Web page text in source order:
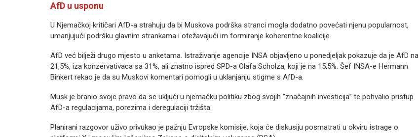
AfD u usponu
U Njemačkoj kritičari AfD-a strahuju da bi Muskova podrška stranci mogla dodatno povećati njenu popularnost,
umanjujući podršku glavnim strankama i otežavajući im formiranje koherentne koalicije.
AfD već bilježi drugo mjesto u anketama. Istraživanje agencije INSA objavljeno u ponedjeljak pokazuje da je AfD na
21,5%, iza konzervativaca sa 31%, ali znatno ispred SPD-a Olafa Scholza, koji je na 15,5%. Šef INSA-e Hermann
Binkert rekao je da su Muskovi komentari pomogli u uklanjanju stigme s AfD-a.
Musk je branio svoje pravo da se uključi u njemačku politiku zbog svojih “značajnih investicija” te pohvalio pristup
AfD-a regulacijama, porezima i deregulaciji tržišta.
Planirani razgovor uživo privukao je pažnju Evropske komisije, koja će diskusiju posmatrati u okviru istrage o